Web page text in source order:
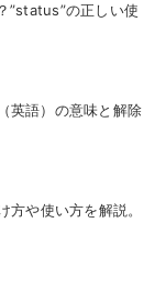
”status”の正しい使
英語）の意味と解除
方や使い方を解説。